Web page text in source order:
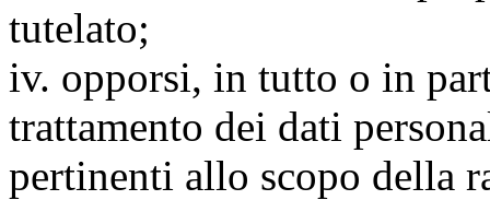
tutelato;
iv. opporsi, in tutto o in
trattamento dei dati
pertinenti allo scopo della